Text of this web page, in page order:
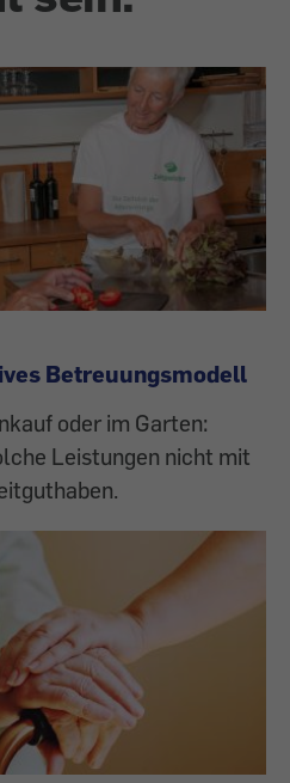
Betreuungsmodell
oder im Garten:
Leistungen nicht mit